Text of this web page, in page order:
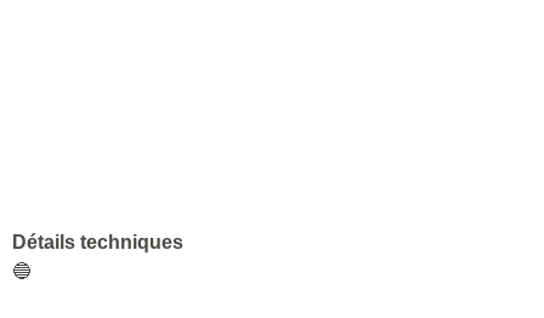
Détails techniques
🔵